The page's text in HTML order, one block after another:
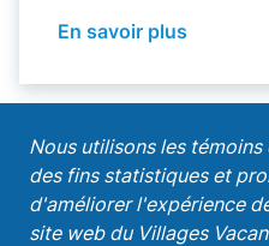
En savoir plus
Nous utilisons les
des fins statistiques et
d'améliorer l'expérience
site web du Villages
Recevez nos